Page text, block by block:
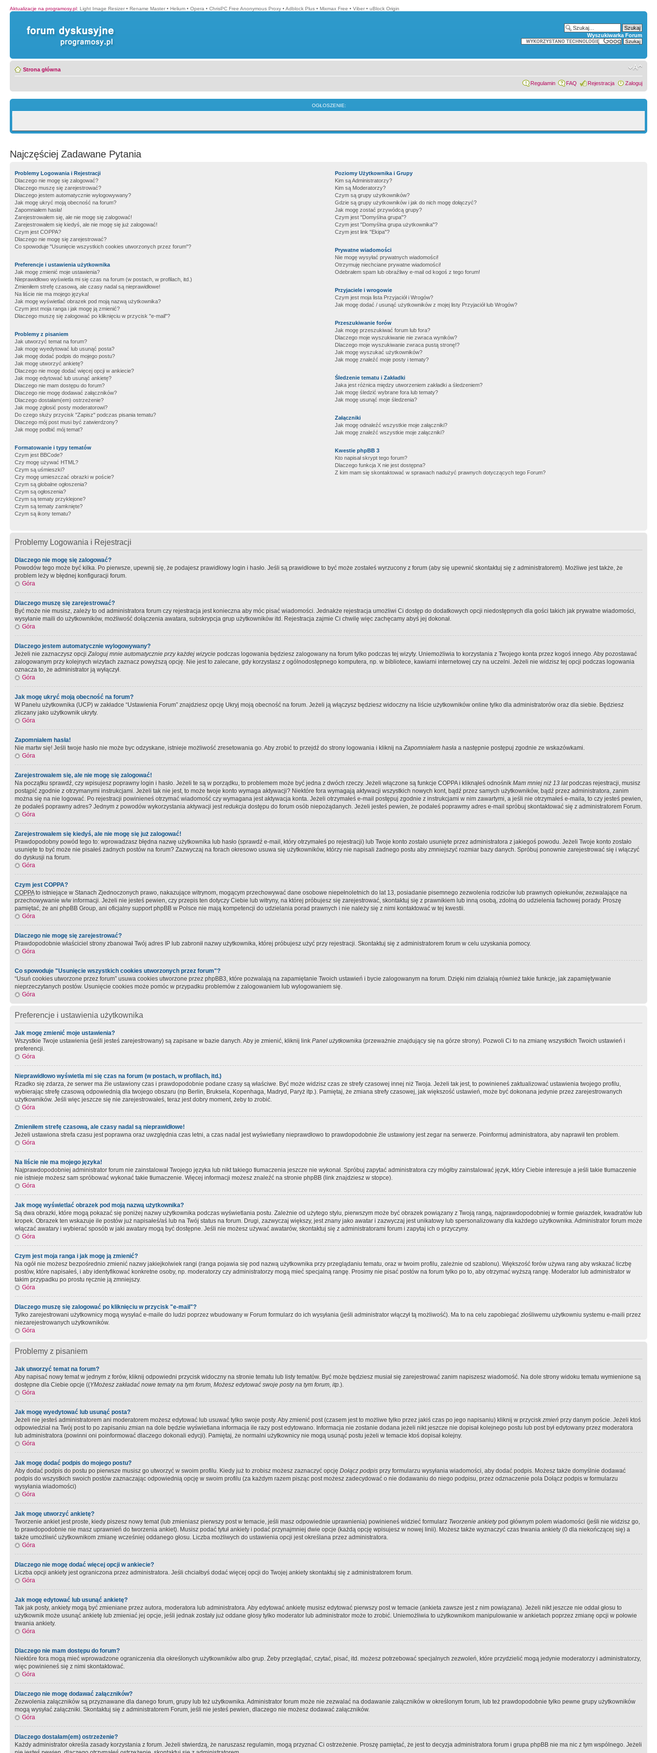
Aktualizacje na programosy.pl: Light Image Resizer • Rename Master • Helium • Opera • ChrisPC Free Anonymous Proxy • Adblock Plus • Mixmax Free • Viber • uBlock Origin
Wyszukiwarka Forum
Strona główna
Regulamin FAQ Rejestracja Zaloguj
OGŁOSZENIE:
Najczęściej Zadawane Pytania
Problemy Logowania i Rejestracji
Dlaczego nie mogę się zalogować?
Dlaczego muszę się zarejestrować?
Dlaczego jestem automatycznie wylogowywany?
Jak mogę ukryć moją obecność na forum?
Zapomniałem hasła!
Zarejestrowałem się, ale nie mogę się zalogować!
Zarejestrowałem się kiedyś, ale nie mogę się już zalogować!
Czym jest COPPA?
Dlaczego nie mogę się zarejestrować?
Co spowoduje "Usunięcie wszystkich cookies utworzonych przez forum"?
Preferencje i ustawienia użytkownika
Jak mogę zmienić moje ustawienia?
Nieprawidłowo wyświetla mi się czas na forum (w postach, w profilach, itd.)
Zmieniłem strefę czasową, ale czasy nadal są nieprawidłowe!
Na liście nie ma mojego języka!
Jak mogę wyświetlać obrazek pod moją nazwą użytkownika?
Czym jest moja ranga i jak mogę ją zmienić?
Dlaczego muszę się zalogować po kliknięciu w przycisk "e-mail"?
Problemy z pisaniem
Jak utworzyć temat na forum?
Jak mogę wyedytować lub usunąć posta?
Jak mogę dodać podpis do mojego postu?
Jak mogę utworzyć ankietę?
Dlaczego nie mogę dodać więcej opcji w ankiecie?
Jak mogę edytować lub usunąć ankietę?
Dlaczego nie mam dostępu do forum?
Dlaczego nie mogę dodawać załączników?
Dlaczego dostałam(em) ostrzeżenie?
Jak mogę zgłosić posty moderatorowi?
Do czego służy przycisk "Zapisz" podczas pisania tematu?
Dlaczego mój post musi być zatwierdzony?
Jak mogę podbić mój temat?
Formatowanie i typy tematów
Czym jest BBCode?
Czy mogę używać HTML?
Czym są uśmieszki?
Czy mogę umieszczać obrazki w poście?
Czym są globalne ogłoszenia?
Czym są ogłoszenia?
Czym są tematy przyklejone?
Czym są tematy zamknięte?
Czym są ikony tematu?
Poziomy Użytkownika i Grupy
Kim są Administratorzy?
Kim są Moderatorzy?
Czym są grupy użytkowników?
Gdzie są grupy użytkowników i jak do nich mogę dołączyć?
Jak mogę zostać przywódcą grupy?
Czym jest "Domyślna grupa"?
Czym jest "Domyślna grupa użytkownika"?
Czym jest link "Ekipa"?
Prywatne wiadomości
Nie mogę wysyłać prywatnych wiadomości!
Otrzymuję niechciane prywatne wiadomości!
Odebrałem spam lub obraźliwy e-mail od kogoś z tego forum!
Przyjaciele i wrogowie
Czym jest moja lista Przyjaciół i Wrogów?
Jak mogę dodać / usunąć użytkowników z mojej listy Przyjaciół lub Wrogów?
Przeszukiwanie forów
Jak mogę przeszukiwać forum lub fora?
Dlaczego moje wyszukiwanie nie zwraca wyników?
Dlaczego moje wyszukiwanie zwraca pustą stronę!?
Jak mogę wyszukać użytkowników?
Jak mogę znaleźć moje posty i tematy?
Śledzenie tematu i Zakładki
Jaka jest różnica między utworzeniem zakładki a śledzeniem?
Jak mogę śledzić wybrane fora lub tematy?
Jak mogę usunąć moje śledzenia?
Załączniki
Jak mogę odnaleźć wszystkie moje załączniki?
Jak mogę znaleźć wszystkie moje załączniki?
Kwestie phpBB 3
Kto napisał skrypt tego forum?
Dlaczego funkcja X nie jest dostępna?
Z kim mam się skontaktować w sprawach nadużyć prawnych dotyczących tego Forum?
Problemy Logowania i Rejestracji
Dlaczego nie mogę się zalogować?
Powodów tego może być kilka. Po pierwsze, upewnij się, że podajesz prawidłowy login i hasło. Jeśli są prawidłowe to być może zostałeś wyrzucony z forum (aby się upewnić skontaktuj się z administratorem). Możliwe jest także, że
problem leży w błędnej konfiguracji forum.
Góra
Dlaczego muszę się zarejestrować?
Być może nie musisz, zależy to od administratora forum czy rejestracja jest konieczna aby móc pisać wiadomości. Jednakże rejestracja umożliwi Ci dostęp do dodatkowych opcji niedostępnych dla gości takich jak prywatne wiadomości,
wysyłanie maili do użytkowników, możliwość dołączenia awatara, subskrypcja grup użytkowników itd. Rejestracja zajmie Ci chwilę więc zachęcamy abyś jej dokonał.
Góra
Dlaczego jestem automatycznie wylogowywany?
Jeżeli nie zaznaczysz opcjiZaloguj mnie automatycznie przy każdej wizycie podczas logowania będziesz zalogowany na forum tylko podczas tej wizyty. Uniemożliwia to korzystania z Twojego konta przez kogoś innego. Aby pozostawać
zalogowanym przy kolejnych wizytach zaznacz powyższą opcję. Nie jest to zalecane, gdy korzystasz z ogólnodostępnego komputera, np. w bibliotece, kawiarni internetowej czy na uczelni. Jeżeli nie widzisz tej opcji podczas logowania
oznacza to, że administrator ją wyłączył.
Góra
Jak mogę ukryć moją obecność na forum?
W Panelu użytkownika (UCP) w zakładce “Ustawienia Forum” znajdziesz opcję Ukryj moją obecność na forum. Jeżeli ją włączysz będziesz widoczny na liście użytkowników online tylko dla administratorów oraz dla siebie. Będziesz
zliczany jako użytkownik ukryty.
Góra
Zapomniałem hasła!
Nie martw się! Jeśli twoje hasło nie może byc odzyskane, istnieje możliwość zresetowania go. Aby zrobić to przejdź do strony logowania i kliknij naZapomniałem hasła a następnie postępuj zgodnie ze wskazówkami.
Góra
Zarejestrowałem się, ale nie mogę się zalogować!
Na początku sprawdź, czy wpisujesz poprawny login i hasło. Jeżeli te są w porządku, to problemem może być jedna z dwóch rzeczy. Jeżeli włączone są funkcje COPPA i kliknąłeś odnośnik Mam mniej niż 13 latpodczas rejestracji, musisz
postąpić zgodnie z otrzymanymi instrukcjami. Jeżeli tak nie jest, to może twoje konto wymaga aktywacji? Niektóre fora wymagają aktywacji wszystkich nowych kont, bądź przez samych użytkowników, bądź przez administratora, zanim
można się na nie logować. Po rejestracji powinieneś otrzymać wiadomość czy wymagana jest aktywacja konta. Jeżeli otrzymałeś e-mail postępuj zgodnie z instrukcjami w nim zawartymi, a jeśli nie otrzymałeś e-maila, to czy jesteś pewien,
że podałeś poprawny adres? Jednym z powodów wykorzystania aktywacji jestredukcja dostępu do forum osób niepożądanych. Jeżeli jesteś pewien, że podałeś poprawmy adres e-mail spróbuj skontaktować się z administratorem Forum.
Góra
Zarejestrowałem się kiedyś, ale nie mogę się już zalogować!
Prawdopodobny powód tego to: wprowadzasz błędna nazwę użytkownika lub hasło (sprawdź e-mail, który otrzymałeś po rejestracji) lub Twoje konto zostało usunięte przez administratora z jakiegoś powodu. Jeżeli Twoje konto zostało
usunięte to być może nie pisałeś żadnych postów na forum? Zazwyczaj na forach okresowo usuwa się użytkowników, którzy nie napisali żadnego postu aby zmniejszyć rozmiar bazy danych. Spróbuj ponownie zarejestrować się i włączyć
do dyskusji na forum.
Góra
Czym jest COPPA?
COPPAto istniejące w Stanach Zjednoczonych prawo, nakazujące witrynom, mogącym przechowywać dane osobowe niepełnoletnich do lat 13, posiadanie pisemnego zezwolenia rodziców lub prawnych opiekunów, zezwalające na
przechowywanie w/w informacji. Jeżeli nie jesteś pewien, czy przepis ten dotyczy Ciebie lub witryny, na której próbujesz się zarejestrować, skontaktuj się z prawnikiem lub inną osobą, zdolną do udzielenia fachowej porady. Proszę
pamiętać, że ani phpBB Group, ani oficjalny support phpBB w Polsce nie mają kompetencji do udzielania porad prawnych i nie należy się z nimi kontaktować w tej kwestii.
Góra
Dlaczego nie mogę się zarejestrować?
Prawdopodobnie właściciel strony zbanował Twój adres IP lub zabronił nazwy użytkownika, której próbujesz użyć przy rejestracji. Skontaktuj się z administratorem forum w celu uzyskania pomocy.
Góra
Co spowoduje "Usunięcie wszystkich cookies utworzonych przez forum"?
“Usuń cookies utworzone przez forum” usuwa cookies utworzone przez phpBB3, które pozwalają na zapamiętanie Twoich ustawień i bycie zalogowanym na forum. Dzięki nim działają również takie funkcje, jak zapamiętywanie
nieprzeczytanych postów. Usunięcie cookies może pomóc w przypadku problemów z zalogowaniem lub wylogowaniem się.
Góra
Preferencje i ustawienia użytkownika
Jak mogę zmienić moje ustawienia?
Wszystkie Twoje ustawienia (jeśli jesteś zarejestrowany) są zapisane w bazie danych. Aby je zmienić, kliknij link Panel użytkownika (przeważnie znajdujący się na górze strony). Pozwoli Ci to na zmianę wszystkich Twoich ustawień i
preferencji.
Góra
Nieprawidłowo wyświetla mi się czas na forum (w postach, w profilach, itd.)
Rzadko się zdarza, że serwer ma źle ustawiony czas i prawdopodobnie podane czasy są właściwe. Być może widzisz czas ze strefy czasowej innej niż Twoja. Jeżeli tak jest, to powinieneś zaktualizować ustawienia twojego profilu,
wybierając strefę czasową odpowiednią dla twojego obszaru (np Berlin, Bruksela, Kopenhaga, Madryd, Paryż itp.). Pamiętaj, że zmiana strefy czasowej, jak większość ustawień, może być dokonana jedynie przez zarejestrowanych
użytkowników. Jeśli więc jeszcze się nie zarejestrowałeś, teraz jest dobry moment, żeby to zrobić.
Góra
Zmieniłem strefę czasową, ale czasy nadal są nieprawidłowe!
Jeżeli ustawiona strefa czasu jest poprawna oraz uwzględnia czas letni, a czas nadal jest wyświetlany nieprawdłowo to prawdopodobnie źle ustawiony jest zegar na serwerze. Poinformuj administratora, aby naprawił ten problem.
Góra
Na liście nie ma mojego języka!
Najprawdopodobniej administrator forum nie zainstalował Twojego języka lub nikt takiego tłumaczenia jeszcze nie wykonał. Spróbuj zapytać administratora czy mógłby zainstalować język, który Ciebie interesuje a jeśli takie tłumaczenie
nie istnieje możesz sam spróbować wykonać takie tłumaczenie. Więcej informacji możesz znaleźć na stronie phpBB (link znajdziesz w stopce).
Góra
Jak mogę wyświetlać obrazek pod moją nazwą użytkownika?
Są dwa obrazki, które mogą pokazać się poniżej nazwy użytkownika podczas wyświetlania postu. Zależnie od użytego stylu, pierwszym może być obrazek powiązany z Twoją rangą, najprawdopodobniej w formie gwiazdek, kwadratów lub
kropek. Obrazek ten wskazuje ile postów już napisałeś/aś lub na Twój status na forum. Drugi, zazwyczaj większy, jest znany jako awatar i zazwyczaj jest unikatowy lub spersonalizowany dla każdego użytkownika. Administrator forum może
włączać awatary i wybierać sposób w jaki awatary mogą być dostępne. Jeśli nie możesz używać awatarów, skontaktuj się z administratorami forum i zapytaj ich o przyczyny.
Góra
Czym jest moja ranga i jak mogę ją zmienić?
Na ogół nie możesz bezpośrednio zmienić nazwy jakiejkolwiek rangi (ranga pojawia się pod nazwą użytkownika przy przeglądaniu tematu, oraz w twoim profilu, zależnie od szablonu). Większość forów używa rang aby wskazać liczbę
postów, które napisałeś, i aby identyfikować konkretne osoby, np. moderatorzy czy administratorzy mogą mieć specjalną rangę. Prosimy nie pisać postów na forum tylko po to, aby otrzymać wyższą rangę. Moderator lub administrator w
takim przypadku po prostu ręcznie ją zmniejszy.
Góra
Dlaczego muszę się zalogować po kliknięciu w przycisk "e-mail"?
Tylko zarejestrowani użytkownicy mogą wysyłać e-maile do ludzi poprzez wbudowany w Forum formularz do ich wysyłania (jeśli administrator włączył tą możliwość). Ma to na celu zapobiegać złośliwemu użytkowniu systemu e-maili przez
niezarejestrowanych użytkowników.
Góra
Problemy z pisaniem
Jak utworzyć temat na forum?
Aby napisać nowy temat w jednym z forów, kliknij odpowiedni przycisk widoczny na stronie tematu lub listy tematów. Być może będziesz musiał się zarejestrować zanim napiszesz wiadomość. Na dole strony widoku tematu wymienione są
dostępne dla Ciebie opcje ((YMożesz zakładać nowe tematy na tym forum, Możesz edytować swoje posty na tym forum, itp.).
Góra
Jak mogę wyedytować lub usunąć posta?
Jeżeli nie jesteś administratorem ani moderatorem możesz edytować lub usuwać tylko swoje posty. Aby zmienić post (czasem jest to możliwe tylko przez jakiś czas po jego napisaniu) kliknij w przycisk zmień przy danym poście. Jeżeli ktoś
odpowiedział na Twój post to po zapisaniu zmian na dole będzie wyświetlana informacja ile razy post edytowano. Informacja nie zostanie dodana jeżeli nikt jeszcze nie dopisał kolejnego postu lub post był edytowany przez moderatora
lub administratora (powinni oni poinformować dlaczego dokonali edycji). Pamiętaj, że normalni użytkownicy nie mogą usunąć postu jeżeli w temacie ktoś dopisał kolejny.
Góra
Jak mogę dodać podpis do mojego postu?
Aby dodać podpis do postu po pierwsze musisz go utworzyć w swoim profilu. Kiedy już to zrobisz możesz zaznaczyć opcję Dołącz podpis przy formularzu wysyłania wiadomości, aby dodać podpis. Możesz także domyślnie dodawać
podpis do wszystkich swoich postów zaznaczając odpowiednią opcję w swoim profilu (za każdym razem pisząc post możesz zadecydować o nie dodawaniu do niego podpisu, przez odznaczenie pola Dołącz podpis w formularzu
wysyłania wiadomości)
Góra
Jak mogę utworzyć ankietę?
Tworzenie ankiet jest proste, kiedy piszesz nowy temat (lub zmieniasz pierwszy post w temacie, jeśli masz odpowiednie uprawnienia) powinieneś widzieć formularz Tworzenie ankietypod głównym polem wiadomości (jeśli nie widzisz go,
to prawdopodobnie nie masz uprawnień do tworzenia ankiet). Musisz podać tytuł ankiety i podać przynajmniej dwie opcje (każdą opcję wpisujesz w nowej linii). Możesz także wyznaczyć czas trwania ankiety (0 dla niekończącej się) a
także umożliwić użytkownikom zmianę wcześniej oddanego głosu. Liczba możliwych do ustawienia opcji jest określana przez administratora.
Góra
Dlaczego nie mogę dodać więcej opcji w ankiecie?
Liczba opcji ankiety jest ograniczona przez administratora. Jeśli chciałbyś dodać więcej opcji do Twojej ankiety skontaktuj się z administratorem forum.
Góra
Jak mogę edytować lub usunąć ankietę?
Tak jak posty, ankiety mogą być zmieniane przez autora, moderatora lub administratora. Aby edytować ankietę musisz edytować pierwszy post w temacie (ankieta zawsze jest z nim powiązana). Jeżeli nikt jeszcze nie oddał głosu to
użytkownik może usunąć ankietę lub zmieniać jej opcje, jeśli jednak zostały już oddane głosy tylko moderator lub administrator może to zrobić. Uniemożliwia to użytkownikom manipulowanie w ankietach poprzez zmianę opcji w połowie
trwania ankiety.
Góra
Dlaczego nie mam dostępu do forum?
Niektóre fora mogą mieć wprowadzone ograniczenia dla określonych użytkowników albo grup. Żeby przeglądać, czytać, pisać, itd. możesz potrzebować specjalnych zezwoleń, które przydzielić mogą jedynie moderatorzy i administratorzy,
więc powinieneś się z nimi skontaktować.
Góra
Dlaczego nie mogę dodawać załączników?
Zezwolenia załączników są przyznawane dla danego forum, grupy lub też użytkownika. Administrator forum może nie zezwalać na dodawanie załączników w określonym forum, lub też prawdopodobnie tylko pewne grupy użytkowników
mogą wysyłać załączniki. Skontaktuj się z administratorem Forum, jeśli nie jesteś pewien, dlaczego nie możesz dodawać załączników.
Góra
Dlaczego dostałam(em) ostrzeżenie?
Każdy administrator określa zasady korzystania z forum. Jeżeli stwierdzą, że naruszasz regulamin, mogą przyznać Ci ostrzeżenie. Proszę pamiętać, że jest to decyzja administratora forum i grupa phpBB nie ma nic z tym wspólnego. Jeżeli